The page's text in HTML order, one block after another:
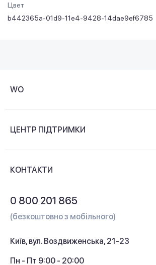
Цвет
b442365a-01d9-11e4-9428-14dae9ef6785
WO
Контакти
ЦЕНТР ПІДТРИМКИ
Кешбек
КОНТАКТИ
0 800 201 865
(безкоштовно з мобільного)
Київ, вул. Воздвиженська, 21-23
Пн - Пт 9:00 - 20:00